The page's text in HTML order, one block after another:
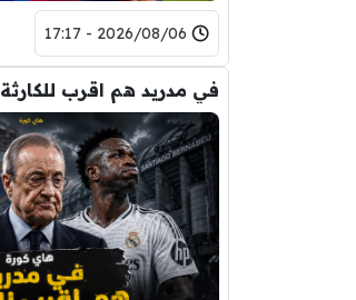
2026/08/06 - 17:17
في مدريد هم اقرب للكارثة